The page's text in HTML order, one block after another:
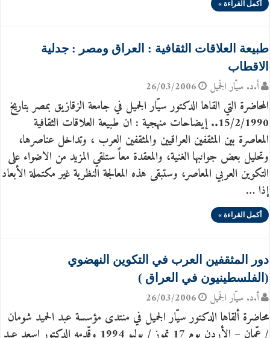
أكمل القراءة »
طبيعة العلاقات الثقافية : العراق ومصر : جدلية
الاقطاب
أ.د. سيّار الجَميل 26/03/2006
المحاضرة التي القاها الدكتور سيّار الجميل في جامعة الزقازيق بمصر بتاريخ
15/2/1990.. إيضاحات منهجية : ان طبيعة العلاقات الثقافية
المعاصرة بين المثقفين العراقيين والمثقفين العرب ، وتداخل عناصرها،
وتحليل بعض جوانبها الغنية، والمعقدة معاً ستلقي المزيد من الاضواء على
التكوين العربي المعاصر، وستبقى هذه المعالجة النظرية غير مكتملة الأبعاد
إذا …
أكمل القراءة »
دور المثقفين العرب في التكوين النهضوي
(الفلسطينيون في العراق )
أ.د. سيّار الجَميل 26/03/2006
محاضرة ألقاها الدكتور سيّار الجميل في منتدى مؤسسة عبد الحميد شومان